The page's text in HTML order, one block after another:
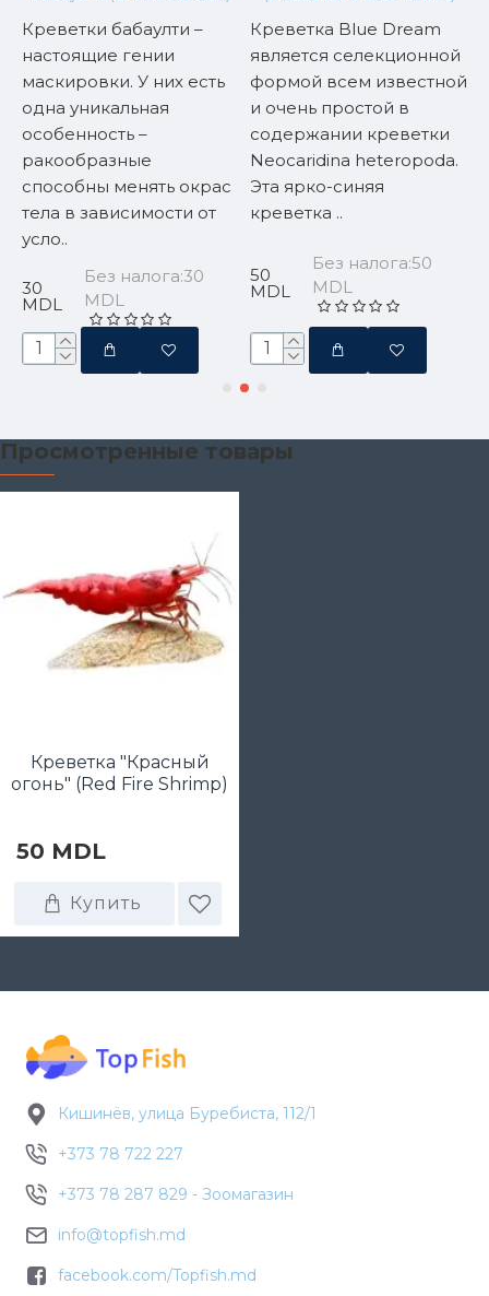
Креветки бабаулти –
настоящие гении
маскировки. У них есть
одна уникальная
особенность –
ракообразные
способны менять окрас
тела в зависимости от
усло..
30
MDL
Без налога:30
MDL
Креветка Blue Dream
является селекционной
формой всем известной
и очень простой в
содержании креветки
Neocaridina heteropoda.
Эта ярко-синяя
креветка ..
50
MDL
Без налога:50
MDL
Просмотренные товары
Креветка "Красный
огонь" (Red Fire Shrimp)
50 MDL
Купить
Кишинёв, улица Буребиста, 112/1
+373 78 722 227
+373 78 287 829 - Зоомагазин
info@topfish.md
facebook.com/Topfish.md